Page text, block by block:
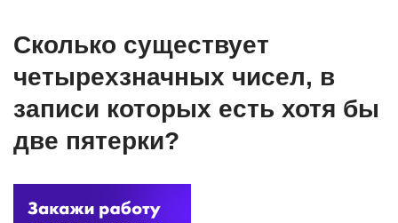
Сколько существует
четырехзначных чисел, в
записи которых есть хотя бы
две пятерки?